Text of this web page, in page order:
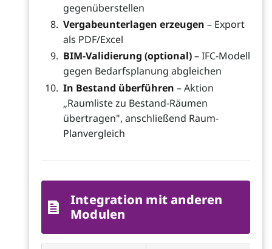
gegenüberstellen
Vergabeunterlagen erzeugen – Export
als PDF/Excel
BIM-Validierung (optional)– IFC-Modell
gegen Bedarfsplanung abgleichen
In Bestand überführen – Aktion
„Raumliste zu Bestand-Räumen
übertragen", anschließend Raum-
Planvergleich
Integration mit anderen
Modulen